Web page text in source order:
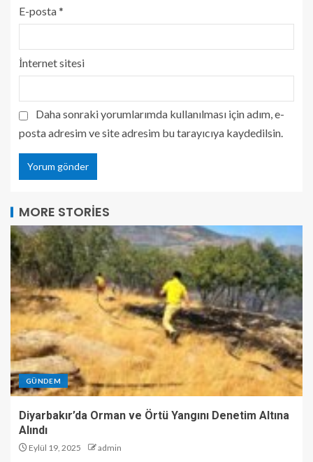
E-posta*
İnternet sitesi
Daha sonraki yorumlarımda kullanılması için adım, e-
posta adresim ve site adresim bu tarayıcıya kaydedilsin.
MORE STORIES
GÜNDEM
Diyarbakır’da Orman ve Örtü Yangını Denetim Altına
Alındı
Eylül 19, 2025 admin